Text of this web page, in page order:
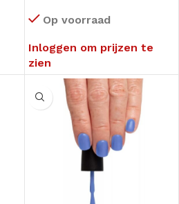
Op voorraad
Inloggen om prijzen te
zien